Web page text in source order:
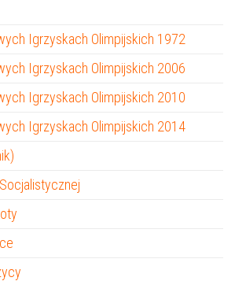
Igrzyskach Olimpijskich 1972
Igrzyskach Olimpijskich 2006
Igrzyskach Olimpijskich 2010
Igrzyskach Olimpijskich 2014